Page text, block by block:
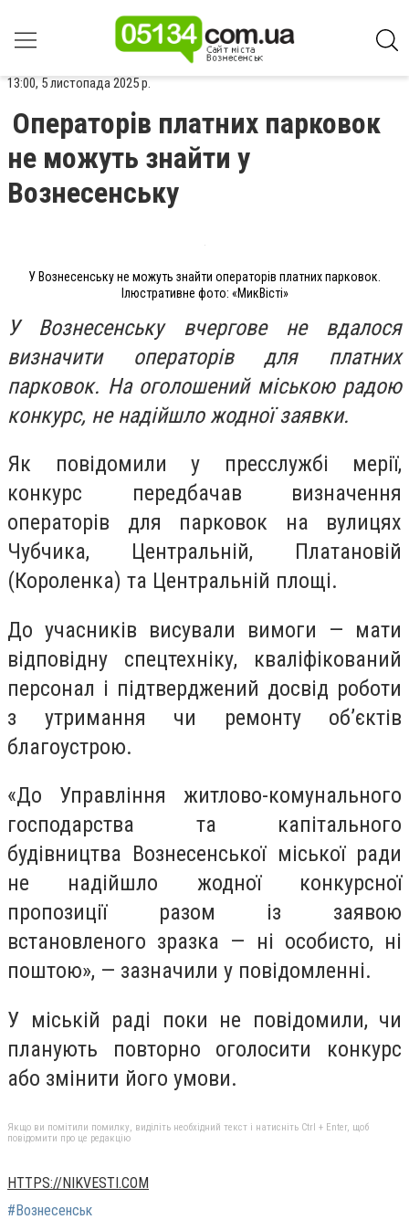
13:00, 5 листопада 2025 р.
Операторів платних парковок
не можуть знайти у
Вознесенську
У Вознесенську не можуть знайти операторів платних парковок.
Ілюстративне фото: «МикВісті»
У Вознесенську вчергове не вдалося
визначити операторів для платних
парковок. На оголошений міською радою
конкурс, не надійшло жодної заявки.
Як повідомили у пресслужбі мерії,
конкурс передбачав визначення
операторів для парковок на вулицях
Чубчика, Центральній, Платановій
(Короленка) та Центральній площі.
До учасників висували вимоги — мати
відповідну спецтехніку, кваліфікований
персонал і підтверджений досвід роботи
з утримання чи ремонту об’єктів
благоустрою.
«До Управління житлово-комунального
господарства та капітального
будівництва Вознесенської міської ради
не надійшло жодної конкурсної
пропозиції разом із заявою
встановленого зразка — ні особисто, ні
поштою», — зазначили у повідомленні.
У міській раді поки не повідомили, чи
планують повторно оголосити конкурс
або змінити його умови.
Якщо ви помітили помилку, виділіть необхідний текст і натисніть Ctrl + Enter, щоб
повідомити про це редакцію
HTTPS://NIKVESTI.COM
#Вознесенськ